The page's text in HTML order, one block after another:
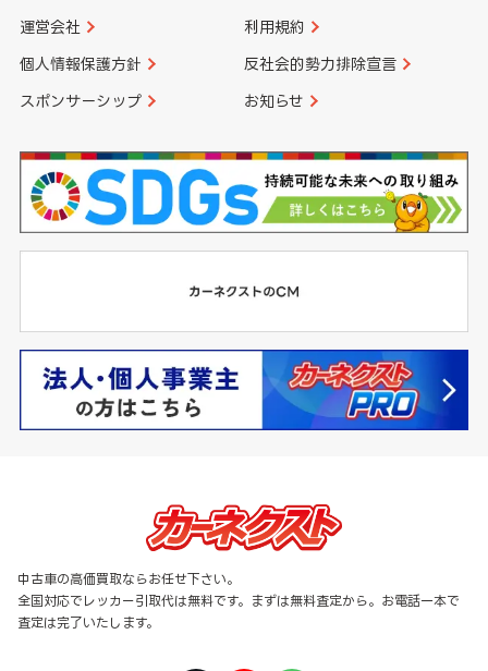
運営会社 利用規約
個人情報保護方針 反社会的勢力排除宣言
スポンサーシップ お知らせ
中古車の高価買取ならお任せ下さい。
全国対応でレッカー引取代は無料です。まずは無料査定から。お電話一本で
査定は完了いたします。